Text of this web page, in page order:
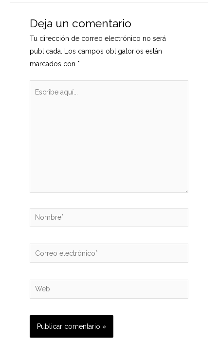
Deja un comentario
Tu dirección de correo electrónico no será
publicada.
Los campos obligatorios están
marcados con *
Nombre*
Correo
electrónico*
Web